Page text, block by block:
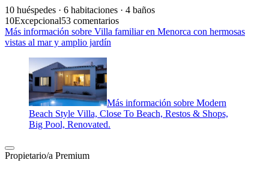
10 huéspedes · 6 habitaciones · 4 baños
10Excepcional53 comentarios
Más información sobre Villa familiar en Menorca con hermosas
vistas al mar y amplio jardín
Más información sobre Modern
Beach Style Villa, Close To Beach, Restos & Shops,
Big Pool, Renovated.
Propietario/a Premium